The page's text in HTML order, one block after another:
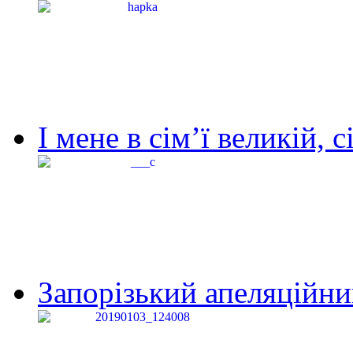
І мене в сім’ї великій,
Запорізький